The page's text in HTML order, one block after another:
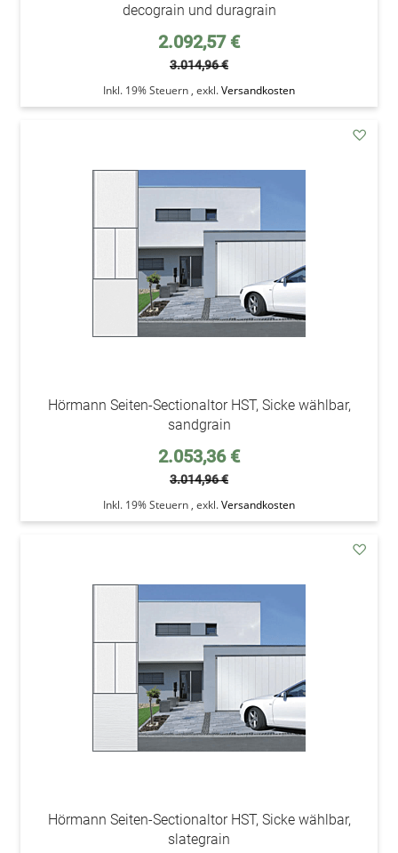
decograin und duragrain
Sonderpreis
2.092,57 €
3.014,96 €
Inkl. 19% Steuern , exkl.Versandkosten
Hörmann Seiten-Sectionaltor HST, Sicke wählbar,
sandgrain
Sonderpreis
2.053,36 €
3.014,96 €
Inkl. 19% Steuern , exkl.Versandkosten
Hörmann Seiten-Sectionaltor HST, Sicke wählbar,
slategrain